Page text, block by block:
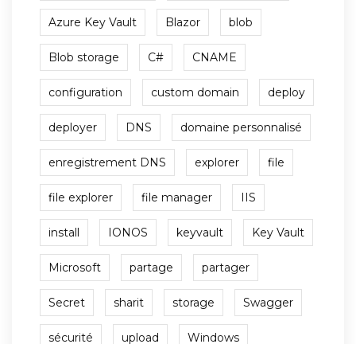
Azure Key Vault Blazor blob
Blob storage C# CNAME
configuration custom domain deploy
deployer DNS domaine personnalisé
enregistrement DNS explorer file
file explorer file manager IIS
install IONOS keyvault Key Vault
Microsoft partage partager
Secret sharit storage Swagger
sécurité upload Windows